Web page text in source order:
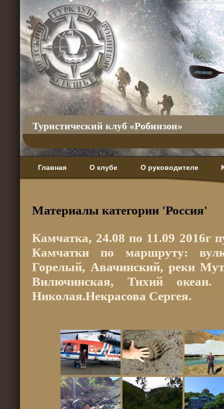
Туристический клуб «Робинзон»
Главная О клубе О руководителе
Материалы категории 'Россия'
Камчатка, 24.08 по 11.09 2016г
Камчатки по маршруту:
Горелый, Авачинский, реки
Вилючинская, Тихий
Николая.Некрасова Сергея.